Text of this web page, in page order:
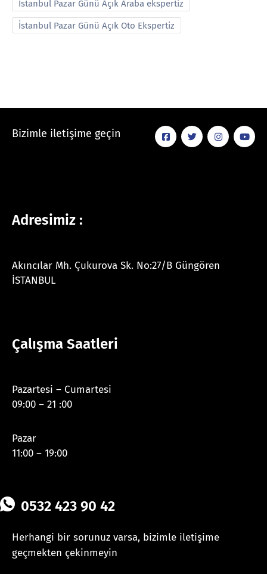
İstanbul Pazar Günü Açık Araba ekspertiz
İstanbul Pazar Günü Açık Oto Ekspertiz
Bizimle iletişime geçin
Adresimiz :
Akıncılar Mh. Çukurova Sk. No:27/B Güngören
İSTANBUL
Çalışma Saatleri
Pazartesi – Cumartesi
09:00 – 21 :00
Pazar
11:00 – 19:00
0532 423 90 42
Herhangi bir sorunuz varsa, bizimle iletişime
geçmekten çekinmeyin